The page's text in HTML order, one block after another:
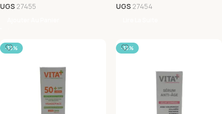
UGS 27455 UGS 27454
-33% -33%